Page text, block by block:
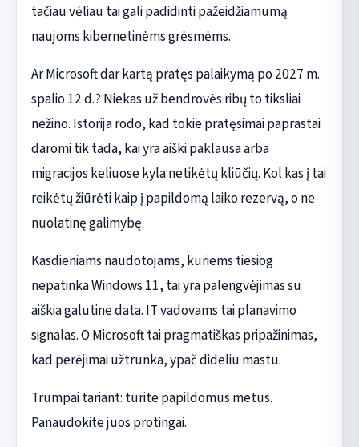
tačiau vėliau tai gali padidinti pažeidžiamumą
naujoms kibernetinėms grėsmėms.
Ar Microsoft dar kartą pratęs palaikymą po 2027 m.
spalio 12 d.? Niekas už bendrovės ribų to tiksliai
nežino. Istorija rodo, kad tokie pratęsimai paprastai
daromi tik tada, kai yra aiški paklausa arba
migracijos keliuose kyla netikėtų kliūčių. Kol kas į tai
reikėtų žiūrėti kaip į papildomą laiko rezervą, o ne
nuolatinę galimybę.
Kasdieniams naudotojams, kuriems tiesiog
nepatinka Windows 11, tai yra palengvėjimas su
aiškia galutine data. IT vadovams tai planavimo
signalas. O Microsoft tai pragmatiškas pripažinimas,
kad perėjimai užtrunka, ypač dideliu mastu.
Trumpai tariant: turite papildomus metus.
Panaudokite juos protingai.